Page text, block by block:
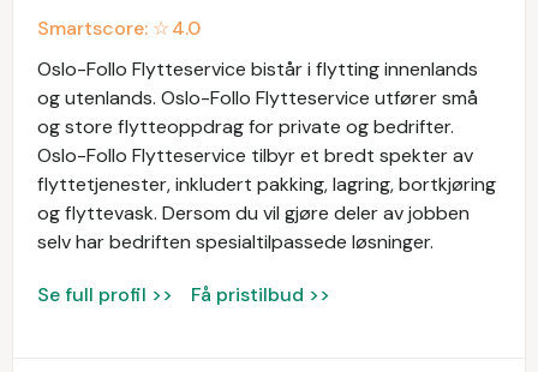
Smartscore: ☆4.0
Oslo-Follo Flytteservice bistår i flytting innenlands
og utenlands. Oslo-Follo Flytteservice utfører små
og store flytteoppdrag for private og bedrifter.
Oslo-Follo Flytteservice tilbyr et bredt spekter av
flyttetjenester, inkludert pakking, lagring, bortkjøring
og flyttevask. Dersom du vil gjøre deler av jobben
selv har bedriften spesialtilpassede løsninger.
Se full profil >> Få pristilbud >>